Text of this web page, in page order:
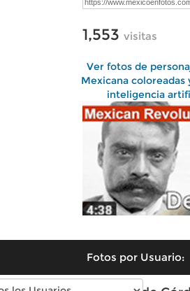
1,553 visitas
Ver fotos de
Mexicana coloreadas
inteligencia
Fotos por Usuario: